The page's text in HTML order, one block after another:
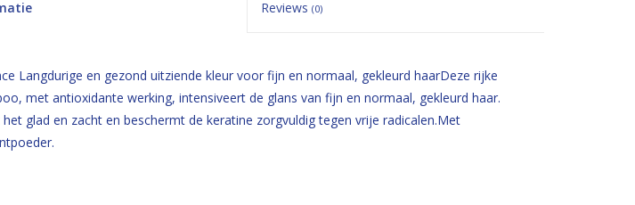
Reviews(0)
Langdurige en gezond uitziende kleur voor fijn en normaal, gekleurd haarDeze rijke
met antioxidante werking, intensiveert de glans van fijn en normaal, gekleurd haar.
glad en zacht en beschermt de keratine zorgvuldig tegen vrije radicalen.Met